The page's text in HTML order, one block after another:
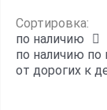
Сортировка:
по наличию
по наличию по
от дорогих к